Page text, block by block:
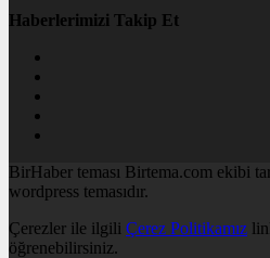
Haberlerimizi Takip Et
BirHaber teması Birtema.com ekibi
wordpress temasıdır.
Çerezler ile ilgili Çerez Politikamız
öğrenebilirsiniz.